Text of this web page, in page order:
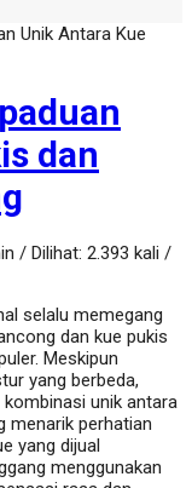
Unik Antara Kue
dan
/ Dilihat: 2.393 kali /
selalu memegang
dan kue pukis
Meskipun
yang berbeda,
unik antara
menarik perhatian
yang dijual
menggunakan